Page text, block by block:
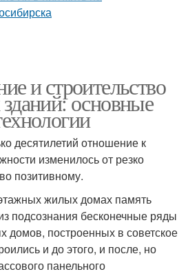
и строительство
основные
десятилетий отношение к
изменилось от резко
позитивному.
жилых домах память
подсознания бесконечные ряды
домов, построенных в советское
и до этого, и после, но
панельного